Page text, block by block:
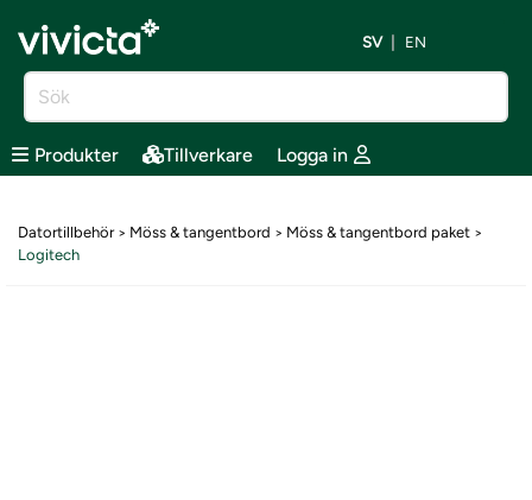
SV EN
Produkter Tillverkare Logga in
Datortillbehör> Möss & tangentbord > Möss & tangentbord paket >
Logitech